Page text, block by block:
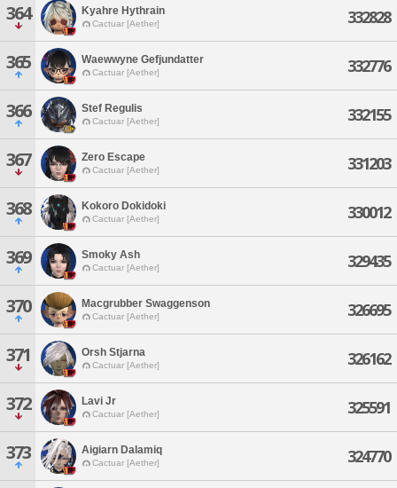
364 Kyahre Hythrain
Cactuar [Aether] 332828
365 Waewwyne Gefjundatter
Cactuar [Aether] 332776
366 Stef Regulis
Cactuar [Aether] 332155
367 Zero Escape
Cactuar [Aether] 331203
368 Kokoro Dokidoki
Cactuar [Aether] 330012
369 Smoky Ash
Cactuar [Aether] 329435
370 Macgrubber Swaggenson
Cactuar [Aether] 326695
371 Orsh Stjarna
Cactuar [Aether] 326162
372 Lavi Jr
Cactuar [Aether] 325591
373 Aigiarn Dalamiq
Cactuar [Aether] 324770